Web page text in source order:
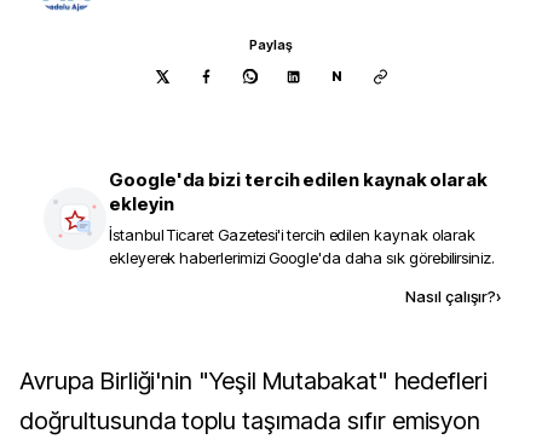
Paylaş
N
Google'da bizi tercih edilen kaynak olarak
ekleyin
İstanbul Ticaret Gazetesi'i tercih edilen kaynak olarak
ekleyerek haberlerimizi Google'da daha sık görebilirsiniz.
Nasıl çalışır?›
Avrupa Birliği'nin "Yeşil Mutabakat" hedefleri
doğrultusunda toplu taşımada sıfır emisyon